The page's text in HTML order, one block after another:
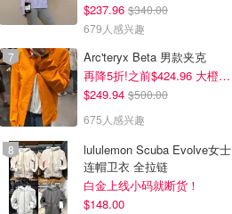
$237.96 $340.00
679人感兴趣
Arc'teryx Beta 男款夹克
再降5折!之前$424.96 大橙子好显白 蹲补
$249.94 $500.00
675人感兴趣
lululemon Scuba Evolve女士
连帽卫衣 全拉链
白金上线小码就断货！
$148.00